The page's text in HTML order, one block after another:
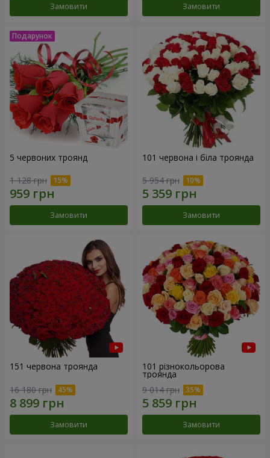
Замовити Замовити
5 червоних троянд
1 128 грн
Замовити
101 червона і біла троянда
5 954 грн
Замовити
151 червона троянда
16 180 грн
Замовити
101 різнокольорова
троянда
9 014 грн
Замовити